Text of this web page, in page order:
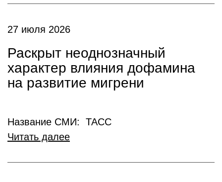
27 июля 2026
Раскрыт неоднозначный
характер влияния дофамина
на развитие мигрени
Название СМИ: ТАСС
Читать далее